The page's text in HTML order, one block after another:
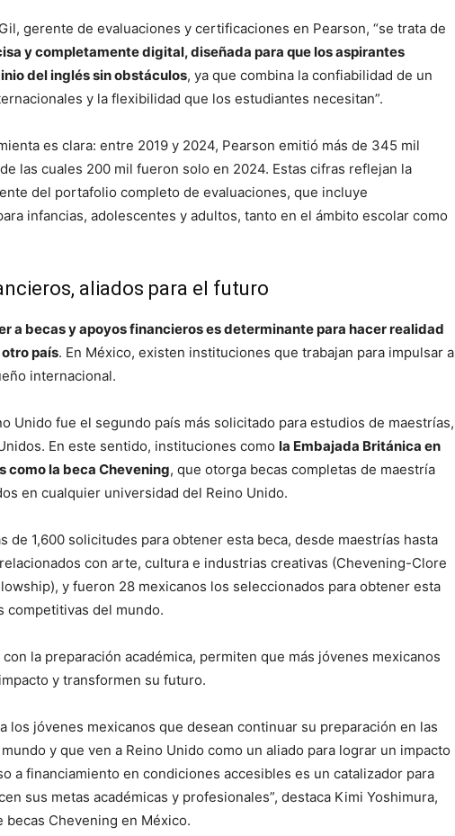
gerente de evaluaciones y certificaciones en Pearson, “se trata de
y completamente digital, diseñada para que los aspirantes
del inglés sin obstáculos, ya que combina la confiabilidad de un
y la flexibilidad que los estudiantes necesitan”.
es clara: entre 2019 y 2024, Pearson emitió más de 345 mil
las cuales 200 mil fueron solo en 2024. Estas cifras reflejan la
del portafolio completo de evaluaciones, que incluye
infancias, adolescentes y adultos, tanto en el ámbito escolar como
aliados para el futuro
a becas y apoyos financieros es determinante para hacer realidad
país. En México, existen instituciones que trabajan para impulsar a
internacional.
Unido fue el segundo país más solicitado para estudios de maestrías,
En este sentido, instituciones como la Embajada Británica en
como la beca Chevening, que otorga becas completas de maestría
en cualquier universidad del Reino Unido.
de 1,600 solicitudes para obtener esta beca, desde maestrías hasta
con arte, cultura e industrias creativas (Chevening-Clore
y fueron 28 mexicanos los seleccionados para obtener esta
competitivas del mundo.
la preparación académica, permiten que más jóvenes mexicanos
y transformen su futuro.
los jóvenes mexicanos que desean continuar su preparación en las
y que ven a Reino Unido como un aliado para lograr un impacto
a financiamiento en condiciones accesibles es un catalizador para
sus metas académicas y profesionales”, destaca Kimi Yoshimura,
becas Chevening en México.